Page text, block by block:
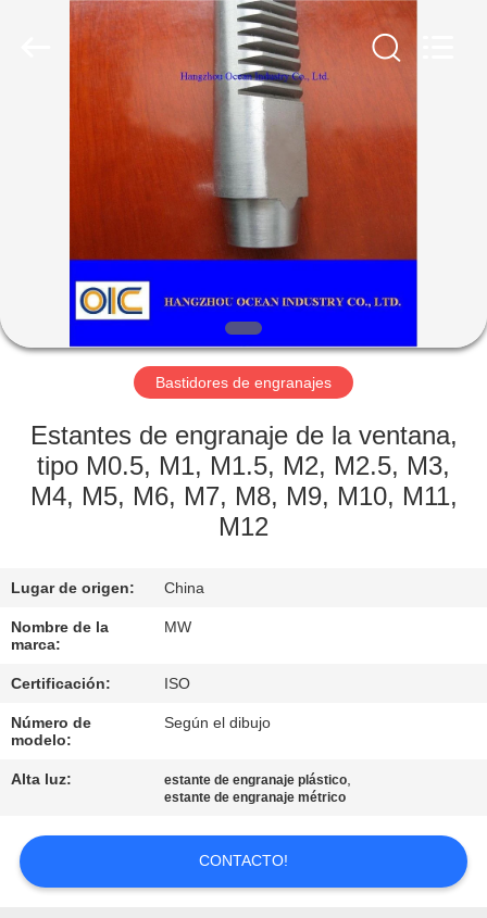
HOGAR
PRODUCTOS
SOBRE
NOSOTROS
VIAJE
LA
FÁBRICA
CALIDAD
ÉNTRENOS
EN
CONTACTO
CON
PIDA
UNA
Bastidores de engranajes
Estantes de engranaje de la ventana,
tipo M0.5, M1, M1.5, M2, M2.5, M3,
M4, M5, M6, M7, M8, M9, M10, M11,
M12
Lugar de origen: China
Nombre de la
marca:
MW
Certificación: ISO
Número de
modelo:
Según el dibujo
Alta luz: estante de engranaje plástico,
estante de engranaje métrico
CONTACTO!